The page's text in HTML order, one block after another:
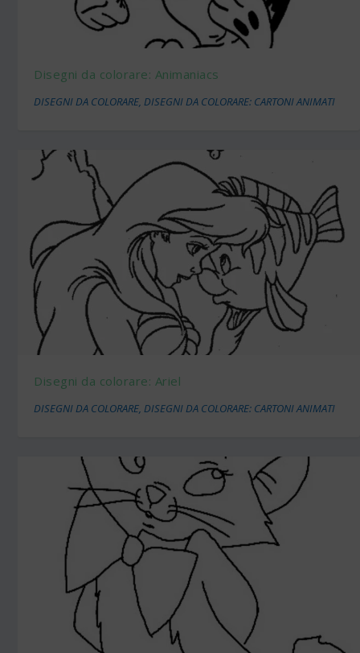
Disegni da colorare: Animaniacs
DISEGNI DA COLORARE,DISEGNI DA COLORARE: CARTONI ANIMATI
Disegni da colorare: Ariel
DISEGNI DA COLORARE,DISEGNI DA COLORARE: CARTONI ANIMATI